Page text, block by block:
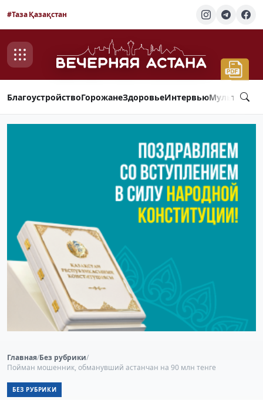
#Таза Қазақстан
БлагоустройствоГорожанеЗдоровьеИнтервью
Главная/Без рубрики/
Пойман мошенник, обманувший астанчан на 90 млн тенге
БЕЗ РУБРИКИ